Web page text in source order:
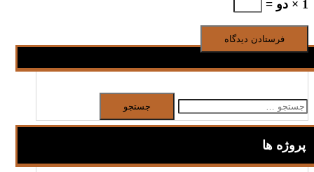
1 × دو =
جستجو
برای:
پروژه ها